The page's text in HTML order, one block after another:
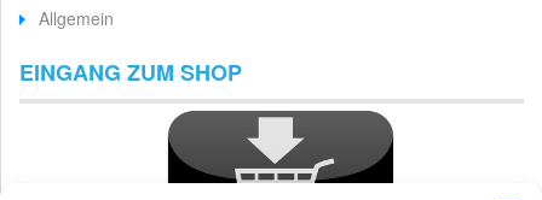
Allgemein
EINGANG ZUM SHOP